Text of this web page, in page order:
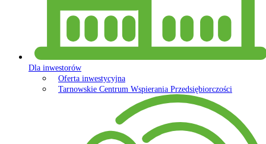
Dla inwestorów
Oferta inwestycyjna
Tarnowskie Centrum Wspierania Przedsiębiorczości